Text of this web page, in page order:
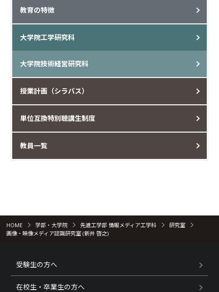
教育の特徴
大学院工学研究科
大学院技術経営研究科
授業計画（シラバス）
単位互換特別聴講生制度
教員一覧
HOME 学部・大学院 先進工学部 情報メディア工学科
研究室
画像・映像メディア認識研究室 (新井 啓之)
受験生の方へ
在校生・卒業生の方へ